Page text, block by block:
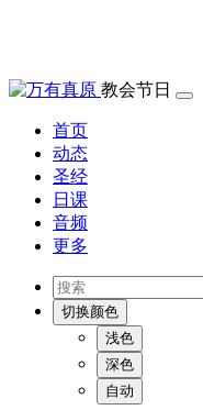
教会节日
首页
动态
圣经
日课
音频
更多
切换颜色
浅色
深色
自动